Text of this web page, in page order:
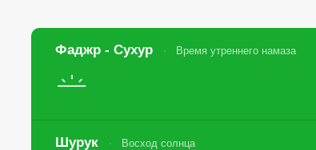
Фаджр - Сухур Время утреннего намаза
Шурук Восход солнца